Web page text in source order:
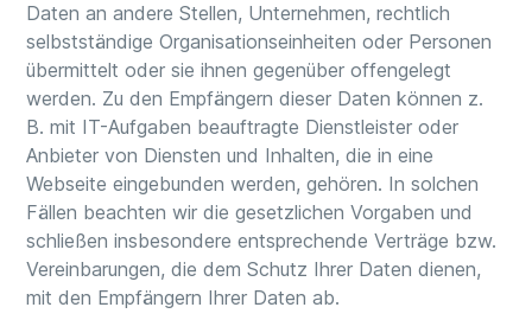
Daten an andere Stellen, Unternehmen, rechtlich
selbstständige Organisationseinheiten oder Personen
übermittelt oder sie ihnen gegenüber offengelegt
werden. Zu den Empfängern dieser Daten können z.
B. mit IT-Aufgaben beauftragte Dienstleister oder
Anbieter von Diensten und Inhalten, die in eine
Webseite eingebunden werden, gehören. In solchen
Fällen beachten wir die gesetzlichen Vorgaben und
schließen insbesondere entsprechende Verträge bzw.
Vereinbarungen, die dem Schutz Ihrer Daten dienen,
mit den Empfängern Ihrer Daten ab.